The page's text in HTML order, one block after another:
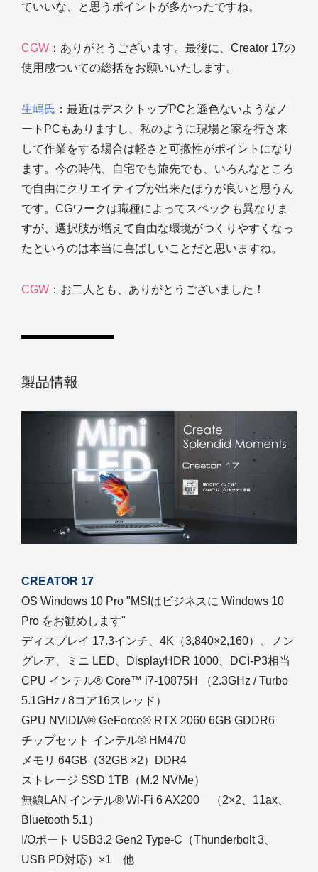
ていいな、と思うポイントが多かったですね。
CGW ：ありがとうございます。最後に、Creator 17の
使用感ついての総括をお願いいたします。
生嶋氏 ：最近はデスクトップPCと遜色ないようなノ
ートPCもありますし、私のように現場と家を行き来
して作業をする場合は軽さと可搬性がポイントになり
ます。今の時代、自宅でも旅先でも、いろんなところ
で自由にクリエイティブが出来たほうが良いと思うん
です。CGワークは職種によってスペックも異なりま
すが、選択肢が増えて自由な環境がつくりやすくなっ
たというのは本当に喜ばしいことだと思いますね。
CGW ：お二人とも、ありがとうございました！
製品情報
CREATOR 17
OS Windows 10 Pro "MSIはビジネスに Windows 10
Pro をお勧めします"
ディスプレイ 17.3インチ、4K（3,840×2,160）、ノン
グレア、ミニ LED、DisplayHDR 1000、DCI-P3相当
CPU インテル® Core™ i7-10875H （2.3GHz / Turbo
5.1GHz / 8コア16スレッド）
GPU NVIDIA® GeForce® RTX 2060 6GB GDDR6
チップセット インテル® HM470
メモリ 64GB（32GB ×2）DDR4
ストレージ SSD 1TB（M.2 NVMe）
無線LAN インテル® Wi-Fi 6 AX200 （2×2、11ax、
Bluetooth 5.1）
I/Oポート USB3.2 Gen2 Type-C（Thunderbolt 3、
USB PD対応）×1 他